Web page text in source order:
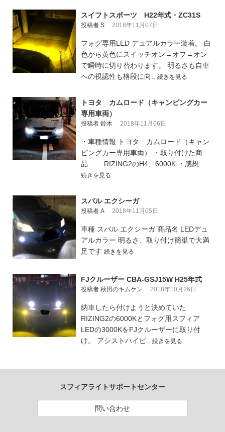
スイフトスポーツ H22年式・ZC31S
投稿者 S 2018年11月07日
フォグ専用LED デュアルカラー装着。 白
色から黄色にスイッチオン→オフ→オン
で瞬時に切り替わります。 明るさも自車
への視認性も格段に向.. 続きを見る
トヨタ カムロード（キャンピングカー
専用車両）
投稿者 鈴木 2018年11月06日
・車種情報 トヨタ カムロード（キャン
ピングカー専用車両） ・取り付けた商
品 RIZING2のH4、6000K ・感想 ..
続きを見る
スバル エクシーガ
投稿者 A 2018年11月05日
車種 スバル エクシーガ 商品名 LEDデュ
アルカラー 明るさ、取り付け簡単で大満
足です 続きを見る
FJクルーザー CBA-GSJ15W H25年式
投稿者 秋田のキムケン 2018年10月26日
納車したら付けようと決めていた
RIZING2の6000Kとフォグ用スフィア
LEDの3000KをFJクルーザーに取り付
け。 アシストハイビ.. 続きを見る
スフィアライトサポートセンター
問い合わせ